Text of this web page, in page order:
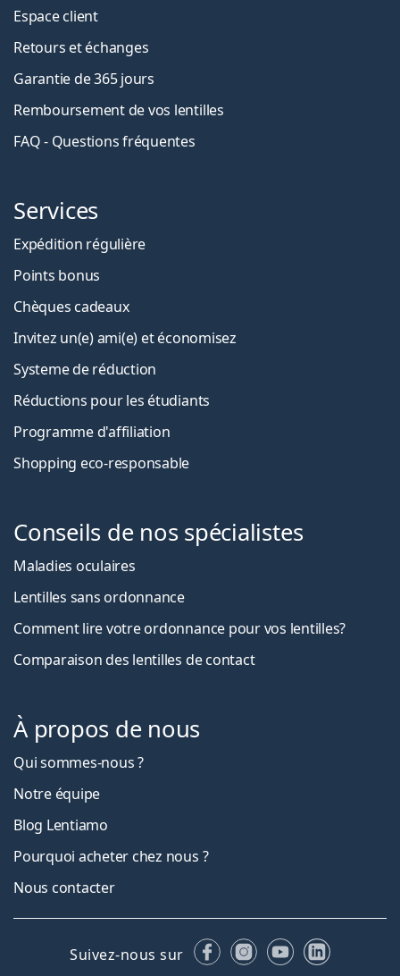
Espace client
Retours et échanges
Garantie de 365 jours
Remboursement de vos lentilles
FAQ - Questions fréquentes
Services
Expédition régulière
Points bonus
Chèques cadeaux
Invitez un(e) ami(e) et économisez
Systeme de réduction
Réductions pour les étudiants
Programme d'affiliation
Shopping eco-responsable
Conseils de nos spécialistes
Maladies oculaires
Lentilles sans ordonnance
Comment lire votre ordonnance pour vos lentilles?
Comparaison des lentilles de contact
À propos de nous
Qui sommes-nous ?
Notre équipe
Blog Lentiamo
Pourquoi acheter chez nous ?
Nous contacter
Suivez-nous sur FacebookInstagram
YouTubeLinkedIn